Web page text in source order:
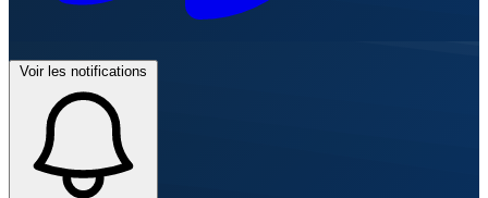
Voir les notifications